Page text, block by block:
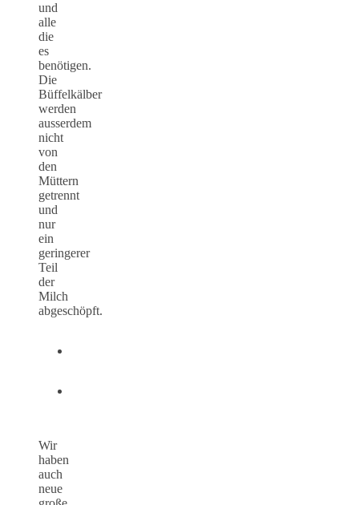
und
alle
die
es
benötigen.
Die
Büffelkälber
werden
ausserdem
nicht
von
den
Müttern
getrennt
und
nur
ein
geringerer
Teil
der
Milch
abgeschöpft.
Wir
haben
auch
neue